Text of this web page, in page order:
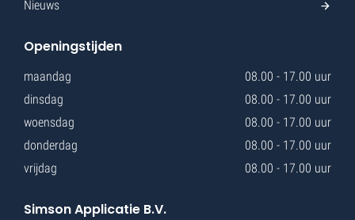
Nieuws
Openingstijden
maandag
08.00 - 17.00 uur
dinsdag
08.00 - 17.00 uur
woensdag
08.00 - 17.00 uur
donderdag
08.00 - 17.00 uur
vrijdag
08.00 - 17.00 uur
Simson Applicatie B.V.